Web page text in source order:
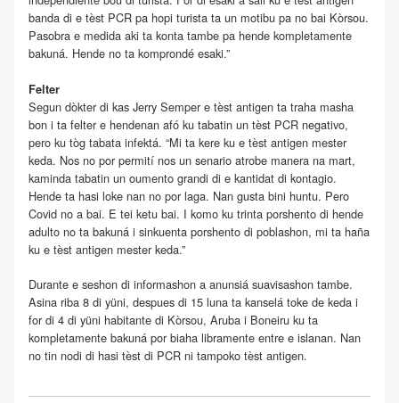
banda di e tèst PCR pa hopi turista ta un motibu pa no bai Kòrsou.
Pasobra e medida aki ta konta tambe pa hende kompletamente
bakuná. Hende no ta komprondé esaki.”
Felter
Segun dòkter di kas Jerry Semper e tèst antigen ta traha masha
bon i ta felter e hendenan afó ku tabatin un tèst PCR negativo,
pero ku tòg tabata infektá. “Mi ta kere ku e tèst antigen mester
keda. Nos no por permití nos un senario atrobe manera na mart,
kaminda tabatin un oumento grandi di e kantidat di kontagio.
Hende ta hasi loke nan no por laga. Nan gusta bini huntu. Pero
Covid no a bai. E tei ketu bai. I komo ku trinta porshento di hende
adulto no ta bakuná i sinkuenta porshento di poblashon, mi ta haña
ku e tèst antigen mester keda.”
Durante e seshon di informashon a anunsiá suavisashon tambe.
Asina riba 8 di yüni, despues di 15 luna ta kanselá toke de keda i
for di 4 di yüni habitante di Kòrsou, Aruba i Boneiru ku ta
kompletamente bakuná por biaha libramente entre e islanan. Nan
no tin nodi di hasi tèst di PCR ni tampoko tèst antigen.